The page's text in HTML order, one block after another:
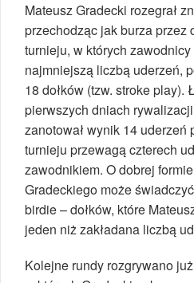
Mateusz Gradecki rozegrał
przechodząc jak burza przez
turnieju, w których
najmniejszą liczbą uderzeń,
18 dołków (tzw. stroke play).
pierwszych dniach
zanotował wynik 14 uderzeń
turnieju przewagą czterech
zawodnikiem. O dobrej
Gradeckiego może
birdie – dołków, które
jeden niż zakładana liczbą
Kolejne rundy rozgrywano